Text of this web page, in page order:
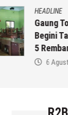
HEADLINE
Gaung
Begini
5
6